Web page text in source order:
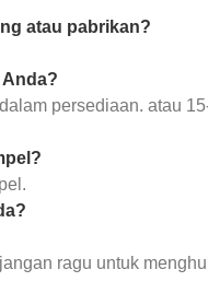
atau pabrikan?
persediaan. atau
ragu untuk